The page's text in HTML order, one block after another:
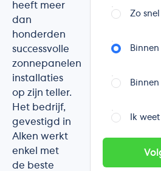
heeft meer
dan
honderden
successvolle
zonnepanelen
installaties
op zijn teller.
Het bedrijf,
gevestigd in
Alken werkt
enkel met
de beste
Zo
Ik